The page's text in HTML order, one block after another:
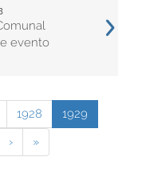
evento
1928
1929
› »